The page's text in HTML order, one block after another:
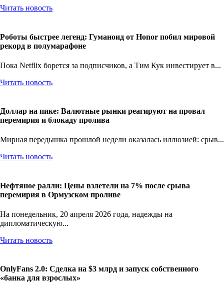
Читать новость
Роботы быстрее легенд: Гуманоид от Honor побил мировой
рекорд в полумарафоне
Пока Netflix борется за подписчиков, а Тим Кук инвестирует в...
Читать новость
Доллар на пике: Валютные рынки реагируют на провал
перемирия и блокаду пролива
Мирная передышка прошлой недели оказалась иллюзией: срыв...
Читать новость
Нефтяное ралли: Цены взлетели на 7% после срыва
перемирия в Ормузском проливе
На понедельник, 20 апреля 2026 года, надежды на
дипломатическую...
Читать новость
OnlyFans 2.0: Сделка на $3 млрд и запуск собственного
«банка для взрослых»